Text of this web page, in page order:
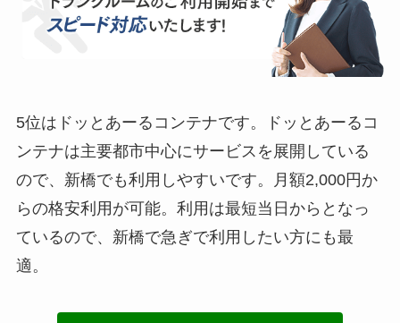
5位はドッとあーるコンテナです。ドッとあーるコ
ンテナは主要都市中心にサービスを展開している
ので、新橋でも利用しやすいです。月額2,000円か
らの格安利用が可能。利用は最短当日からとなっ
ているので、新橋で急ぎで利用したい方にも最
適。